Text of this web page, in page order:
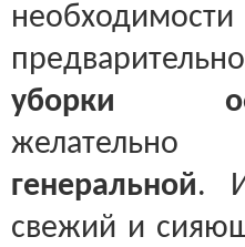
необходимости
уборки
желательно
генеральной.
свежий и